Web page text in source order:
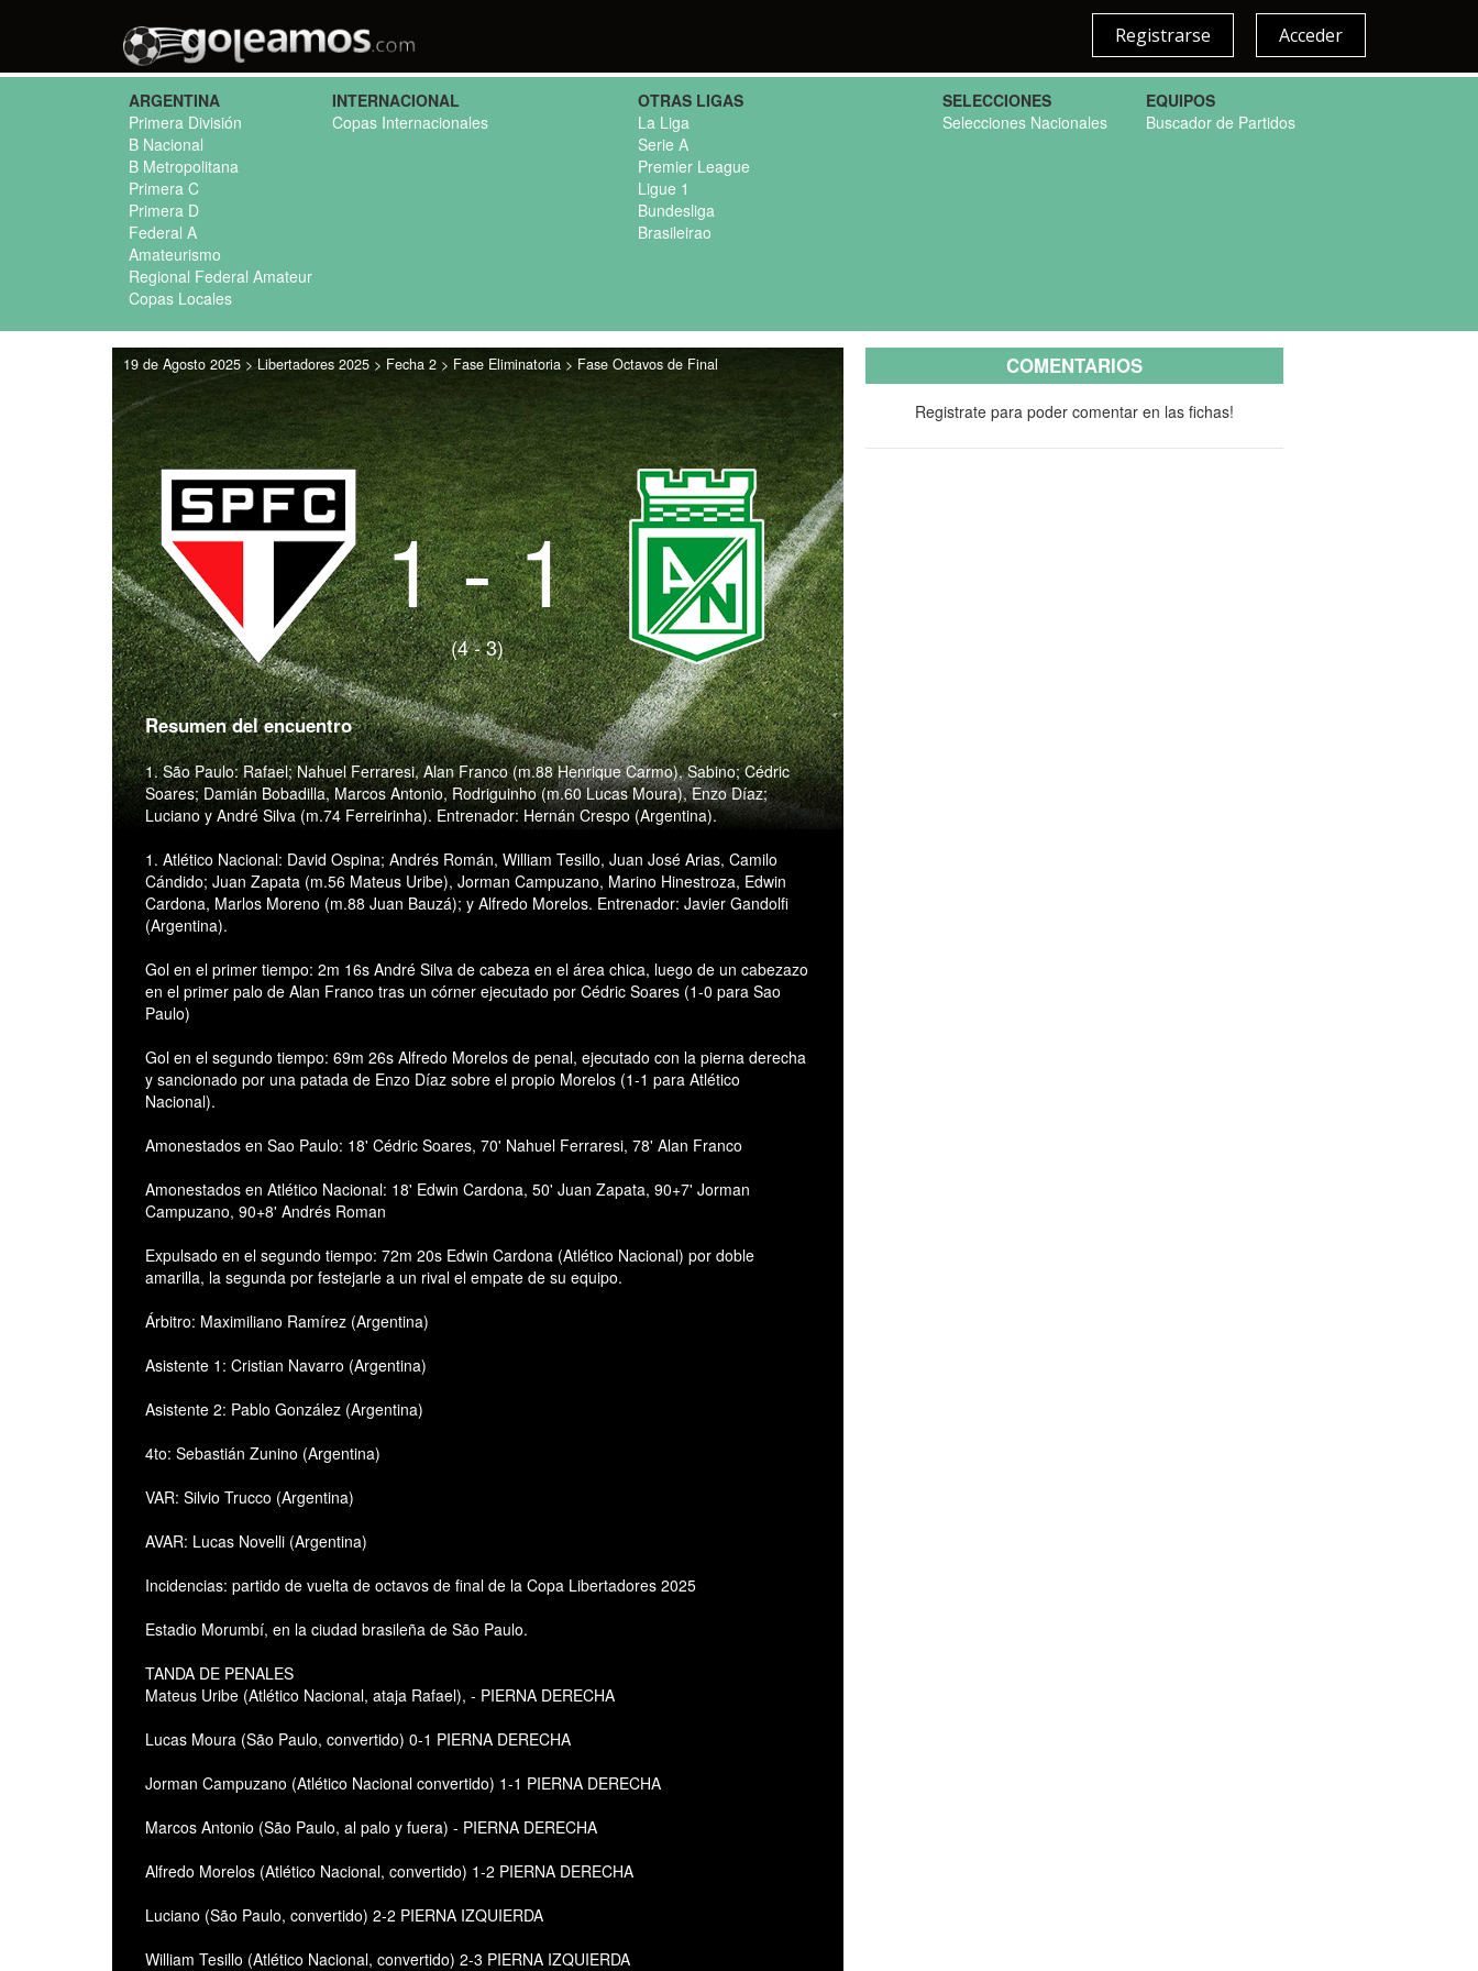
Acceder
Registrarse
ARGENTINA
Primera División
B Nacional
B Metropolitana
Primera C
Primera D
Federal A
Amateurismo
Regional Federal Amateur
Copas Locales
INTERNACIONAL
Copas Internacionales
OTRAS LIGAS
La Liga
Serie A
Premier League
Ligue 1
Bundesliga
Brasileirao
SELECCIONES
Selecciones Nacionales
EQUIPOS
Buscador de Partidos
19 de Agosto 2025 > Libertadores 2025 > Fecha 2 > Fase Eliminatoria > Fase Octavos de Final
1 - 1
(4 - 3)
Resumen del encuentro
1. São Paulo: Rafael; Nahuel Ferraresi, Alan Franco (m.88 Henrique Carmo), Sabino; Cédric
Soares; Damián Bobadilla, Marcos Antonio, Rodriguinho (m.60 Lucas Moura), Enzo Díaz;
Luciano y André Silva (m.74 Ferreirinha). Entrenador: Hernán Crespo (Argentina).
1. Atlético Nacional: David Ospina; Andrés Román, William Tesillo, Juan José Arias, Camilo
Cándido; Juan Zapata (m.56 Mateus Uribe), Jorman Campuzano, Marino Hinestroza, Edwin
Cardona, Marlos Moreno (m.88 Juan Bauzá); y Alfredo Morelos. Entrenador: Javier Gandolfi
(Argentina).
Gol en el primer tiempo: 2m 16s André Silva de cabeza en el área chica, luego de un cabezazo
en el primer palo de Alan Franco tras un córner ejecutado por Cédric Soares (1-0 para Sao
Paulo)
Gol en el segundo tiempo: 69m 26s Alfredo Morelos de penal, ejecutado con la pierna derecha
y sancionado por una patada de Enzo Díaz sobre el propio Morelos (1-1 para Atlético
Nacional).
Amonestados en Sao Paulo: 18' Cédric Soares, 70' Nahuel Ferraresi, 78' Alan Franco
Amonestados en Atlético Nacional: 18' Edwin Cardona, 50' Juan Zapata, 90+7' Jorman
Campuzano, 90+8' Andrés Roman
Expulsado en el segundo tiempo: 72m 20s Edwin Cardona (Atlético Nacional) por doble
amarilla, la segunda por festejarle a un rival el empate de su equipo.
Árbitro: Maximiliano Ramírez (Argentina)
Asistente 1: Cristian Navarro (Argentina)
Asistente 2: Pablo González (Argentina)
4to: Sebastián Zunino (Argentina)
VAR: Silvio Trucco (Argentina)
AVAR: Lucas Novelli (Argentina)
Incidencias: partido de vuelta de octavos de final de la Copa Libertadores 2025
Estadio Morumbí, en la ciudad brasileña de São Paulo.
TANDA DE PENALES
Mateus Uribe (Atlético Nacional, ataja Rafael), - PIERNA DERECHA
Lucas Moura (São Paulo, convertido) 0-1 PIERNA DERECHA
Jorman Campuzano (Atlético Nacional convertido) 1-1 PIERNA DERECHA
Marcos Antonio (São Paulo, al palo y fuera) - PIERNA DERECHA
Alfredo Morelos (Atlético Nacional, convertido) 1-2 PIERNA DERECHA
Luciano (São Paulo, convertido) 2-2 PIERNA IZQUIERDA
William Tesillo (Atlético Nacional, convertido) 2-3 PIERNA IZQUIERDA
COMENTARIOS
Registrate para poder comentar en las fichas!